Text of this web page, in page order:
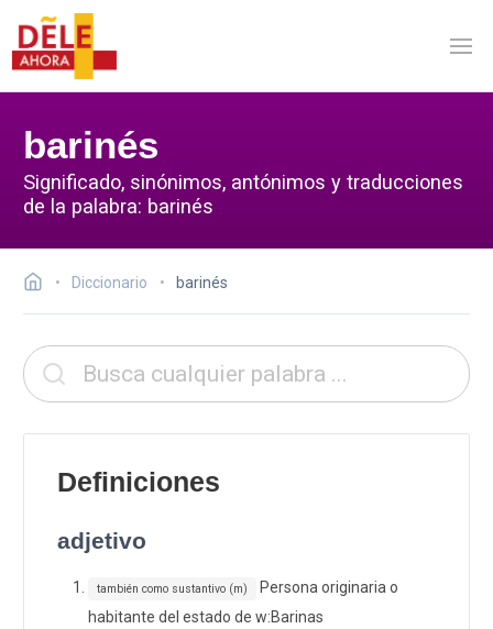
barinés
Significado, sinónimos, antónimos y traducciones
de la palabra: barinés
Diccionario barinés
Definiciones
adjetivo
también como sustantivo (m)
Persona originaria o
habitante del estado de w:Barinas